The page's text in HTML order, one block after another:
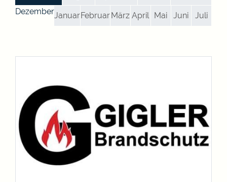
DezemberJanuarFebruarMärz April Mai Juni Juli